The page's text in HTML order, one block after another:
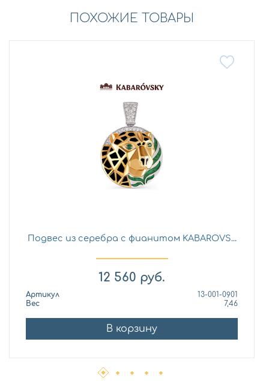
ПОХОЖИЕ ТОВАРЫ
Подвес из серебра с фианитом KABAROVS...
12 560 руб.
Артикул
13-001-0901
Вес
7,46
В корзину